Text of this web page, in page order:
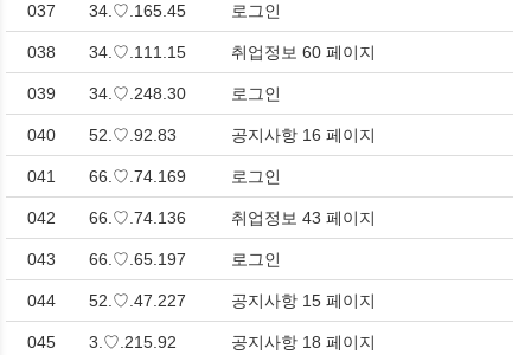
037 34.♡.165.45 로그인
038 34.♡.111.15 취업정보 60 페이지
039 34.♡.248.30 로그인
040 52.♡.92.83 공지사항 16 페이지
041 66.♡.74.169 로그인
042 66.♡.74.136 취업정보 43 페이지
043 66.♡.65.197 로그인
044 52.♡.47.227 공지사항 15 페이지
045 3.♡.215.92 공지사항 18 페이지